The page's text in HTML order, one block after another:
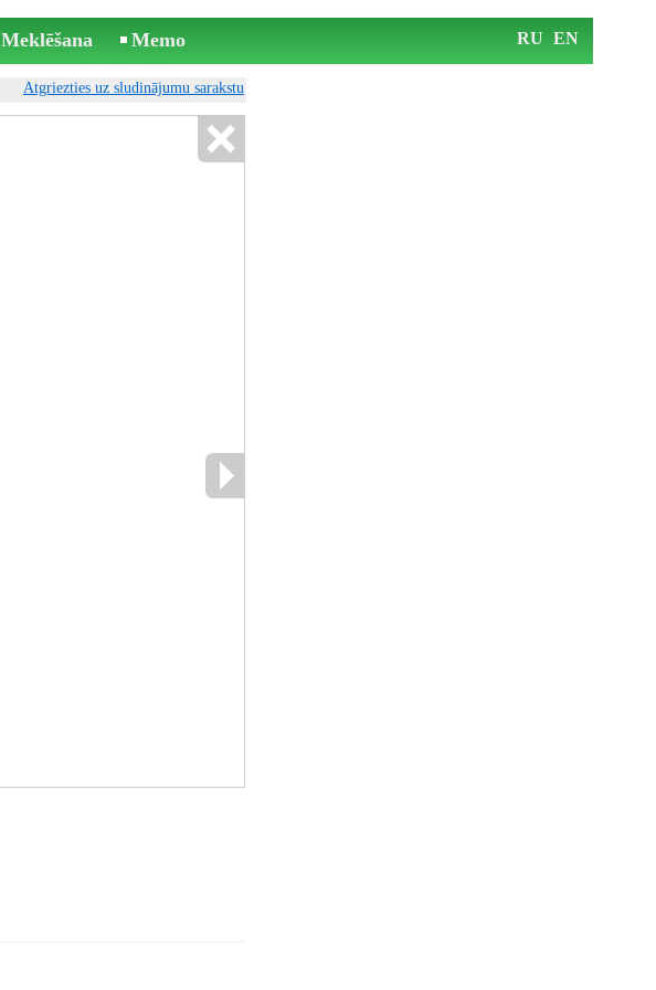
Meklēšana Memo RU EN
Atgriezties uz sludinājumu sarakstu